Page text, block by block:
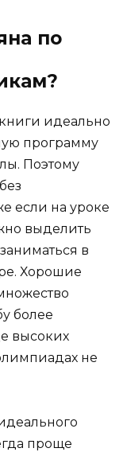
по
идеально
программу
Поэтому
если на уроке
выделить
в
Хорошие
более
высоких
не
проще